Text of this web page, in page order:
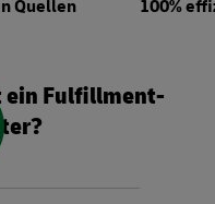
Quellen 100%
ein Fulfillment-